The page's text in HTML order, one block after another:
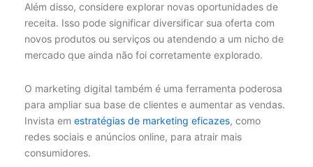
Além disso, considere explorar novas oportunidades de
receita. Isso pode significar diversificar sua oferta com
novos produtos ou serviços ou atendendo a um nicho de
mercado que ainda não foi corretamente explorado.
O marketing digital também é uma ferramenta poderosa
para ampliar sua base de clientes e aumentar as vendas.
Invista em estratégias de marketing eficazes, como
redes sociais e anúncios online, para atrair mais
consumidores.